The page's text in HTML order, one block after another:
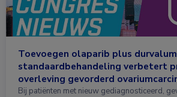
Toevoegen olaparib plus
standaardbehandeling verbetert
overleving gevorderd
Bij patiënten met nieuw gediagnosticeerd,